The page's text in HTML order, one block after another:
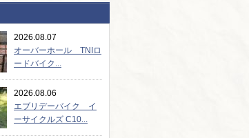
2026.08.07
オーバーホール TNIロ
ードバイク...
2026.08.06
エブリデーバイク イ
ーサイクルズ C10...